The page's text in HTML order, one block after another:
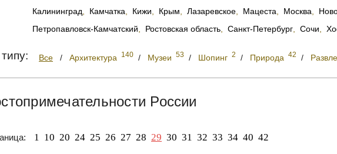
Калининград
Камчатка Кижи Крым Лазаревское Мацеста Москва
Петропавловск-Камчатский
Ростовская область Санкт-Петербург Сочи
Все / Архитектура 140 / Музеи 53 / Шопинг 2 / Природа 42 /
России
1 10 20 24 25 26 27 28 29 30 31 32 33 34 40 42